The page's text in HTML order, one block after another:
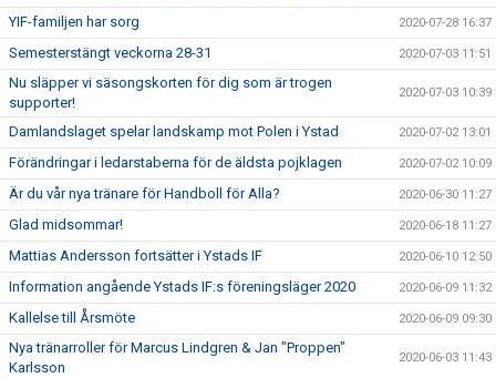
YIF-familjen har sorg 2020-07-28 16:37
Semesterstängt veckorna 28-31 2020-07-03 11:51
Nu släpper vi säsongskorten för dig som är trogen
supporter!
2020-07-03 10:39
Damlandslaget spelar landskamp mot Polen i Ystad 2020-07-02 13:01
Förändringar i ledarstaberna för de äldsta pojklagen 2020-07-02 10:09
Är du vår nya tränare för Handboll för Alla? 2020-06-30 11:27
Glad midsommar! 2020-06-18 11:27
Mattias Andersson fortsätter i Ystads IF 2020-06-10 12:50
Information angående Ystads IF:s föreningsläger 2020 2020-06-09 11:32
Kallelse till Årsmöte 2020-06-09 09:30
Nya tränarroller för Marcus Lindgren & Jan "Proppen"
Karlsson
2020-06-03 11:43